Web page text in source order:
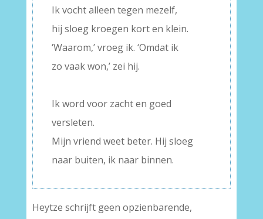
Ik vocht alleen tegen mezelf,
hij sloeg kroegen kort en klein.
‘Waarom,’ vroeg ik. ‘Omdat ik
zo vaak won,’ zei hij.
Ik word voor zacht en goed
versleten.
Mijn vriend weet beter. Hij sloeg
naar buiten, ik naar binnen.
Heytze schrijft geen opzienbarende,